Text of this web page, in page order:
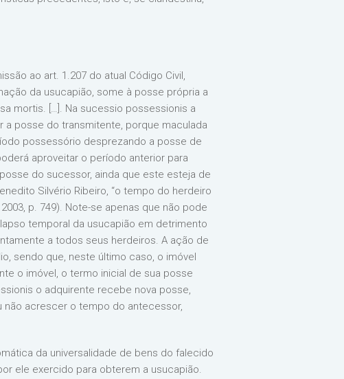
ao art. 1.207 do atual Código Civil,
da usucapião, some à posse própria a
mortis. […]. Na sucessio possessionis a
posse do transmitente, porque maculada
possessório desprezando a posse de
aproveitar o período anterior para
do sucessor, ainda que este esteja de
Silvério Ribeiro, “o tempo do herdeiro
p. 749). Note-se apenas que não pode
temporal da usucapião em detrimento
a todos seus herdeiros. A ação de
sendo que, neste último caso, o imóvel
o imóvel, o termo inicial de sua posse
o adquirente recebe nova posse,
não acrescer o tempo do antecessor,
da universalidade de bens do falecido
ele exercido para obterem a usucapião.